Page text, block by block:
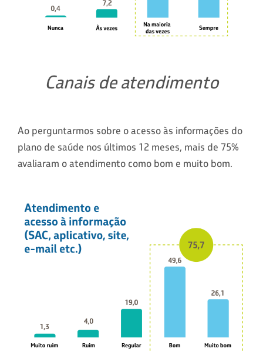
Canais de atendimento
Ao perguntarmos sobre o acesso às informações do
plano de saúde nos últimos 12 meses, mais de 75%
avaliaram o atendimento como bom e muito bom.